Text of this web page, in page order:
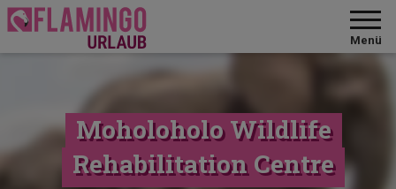
Menü
Moholoholo Wildlife
Rehabilitation Centre